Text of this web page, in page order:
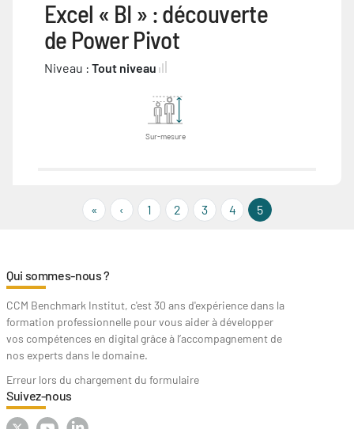
Excel « BI » : découverte
de Power Pivot
Niveau : Tout niveau
Sur-mesure
« « First
‹ ‹‹ 1 2 3 4 5
Qui sommes-nous ?
CCM Benchmark Institut, c'est 30 ans d'expérience dans la
formation professionnelle pour vous aider à développer
vos compétences en digital grâce à l’accompagnement de
nos experts dans le domaine.
Erreur lors du chargement du formulaire
Suivez-nous